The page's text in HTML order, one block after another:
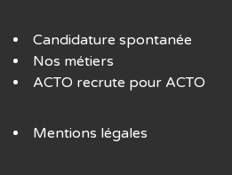
Candidature spontanée
Nos métiers
ACTO recrute pour ACTO
Mentions légales